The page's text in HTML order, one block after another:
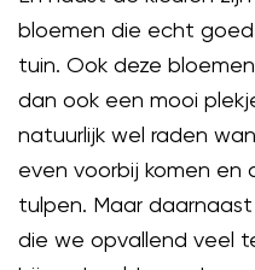
bloemen die echt
tuin. Ook deze
dan ook een mooi
natuurlijk wel raden
even voorbij komen en
tulpen. Maar
die we opvallend veel